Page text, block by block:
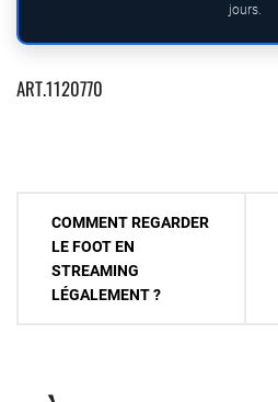
jours.
ART.1120770
Navigation
l’article
COMMENT REGARDER
LE FOOT EN
STREAMING
LÉGALEMENT ?